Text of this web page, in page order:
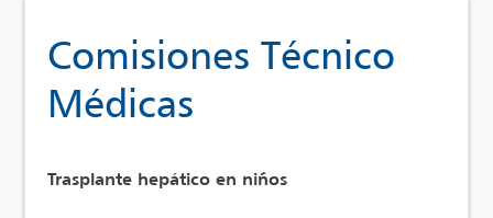
Comisiones Técnico
Médicas
Trasplante hepático en niños